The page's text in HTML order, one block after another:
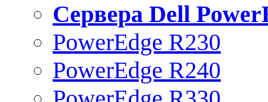
Сервера Dell
PowerEdge R230
PowerEdge R240